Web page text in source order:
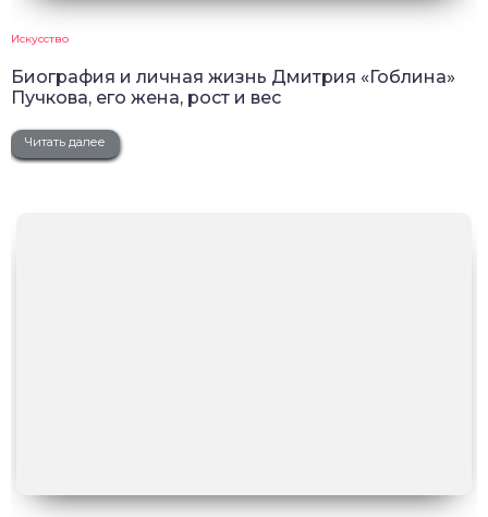
Искусство
Биография и личная жизнь Дмитрия «Гоблина»
Пучкова, его жена, рост и вес
Читать далее